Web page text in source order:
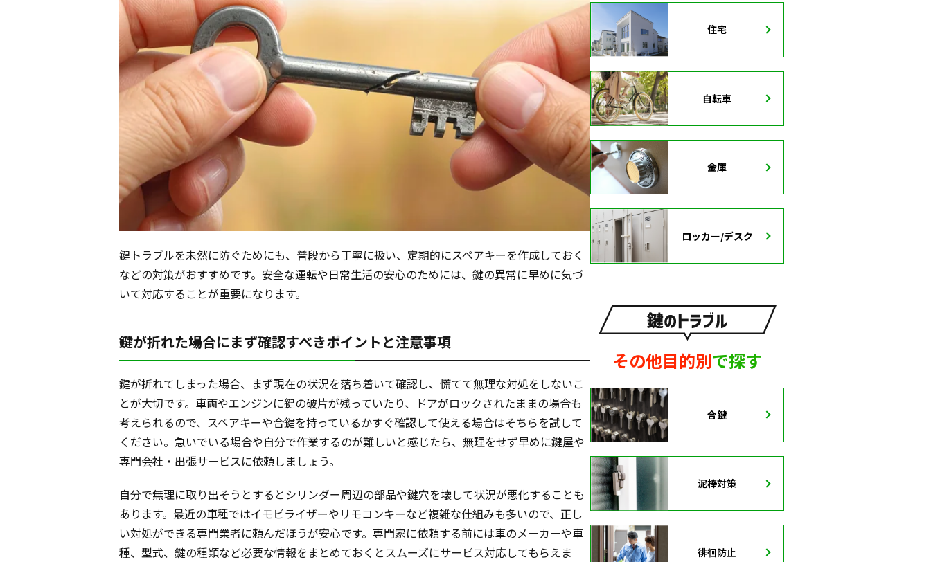
鍵トラブルを未然に防ぐためにも、普段から丁寧に扱い、定期的にスペアキーを作成しておく
などの対策がおすすめです。安全な運転や日常生活の安心のためには、鍵の異常に早めに気づ
いて対応することが重要になります。
鍵が折れた場合にまず確認すべきポイントと注意事項
鍵が折れてしまった場合、まず現在の状況を落ち着いて確認し、慌てて無理な対処をしないこ
とが大切です。車両やエンジンに鍵の破片が残っていたり、ドアがロックされたままの場合も
考えられるので、スペアキーや合鍵を持っているかすぐ確認して使える場合はそちらを試して
ください。急いでいる場合や自分で作業するのが難しいと感じたら、無理をせず早めに鍵屋や
専門会社・出張サービスに依頼しましょう。
自分で無理に取り出そうとするとシリンダー周辺の部品や鍵穴を壊して状況が悪化することも
あります。最近の車種ではイモビライザーやリモコンキーなど複雑な仕組みも多いので、正し
い対処ができる専門業者に頼んだほうが安心です。専門家に依頼する前には車のメーカーや車
種、型式、鍵の種類など必要な情報をまとめておくとスムーズにサービス対応してもらえま
住宅
自転車
金庫
ロッカー/デスク
その他目的別で探す
合鍵
泥棒対策
徘徊防止